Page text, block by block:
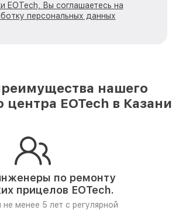
EOTech, Вы соглашаетесь на
персональных данных
нашего
центра EOTech в Казани
по ремонту
прицелов EOTech.
менее 5 лет с регулярной